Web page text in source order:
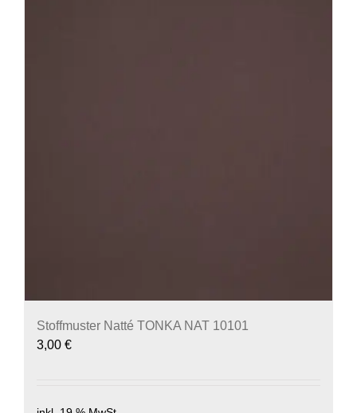
Stoffmuster Natté TONKA NAT 10101
3,00 €